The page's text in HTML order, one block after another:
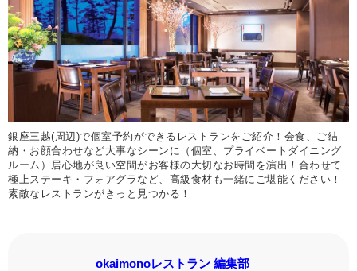
銀座三越(周辺)で個室予約ができるレストランをご紹介！会食、ご結
納・お顔合わせなど大事なシーンに（個室、プライベートダイニング
ルーム）居心地が良い空間がお客様の大切なお時間を演出！合わせて
極上ステーキ・フォアグラなど、高級食材も一緒にご堪能ください！
素敵なレストランがきっと見つかる！
okaimonoレストラン 編集部